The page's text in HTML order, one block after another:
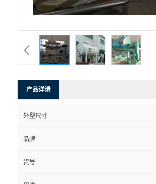
产品详请
外型尺寸
品牌
货号